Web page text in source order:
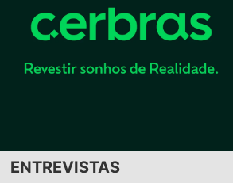
ENTREVISTAS